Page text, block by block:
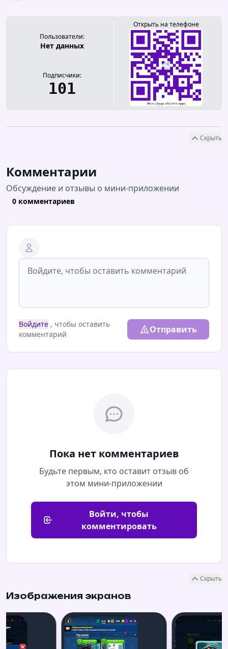
Пользователи:
Нет данных
Подписчики:
101
Открыть на телефоне
Скрыть
Комментарии
Обсуждение и отзывы о мини-приложении
0 комментариев
Войдите , чтобы оставить
комментарий
Отправить
Пока нет комментариев
Будьте первым, кто оставит отзыв об
этом мини-приложении
Войти, чтобы
комментировать
Скрыть
Изображения экранов